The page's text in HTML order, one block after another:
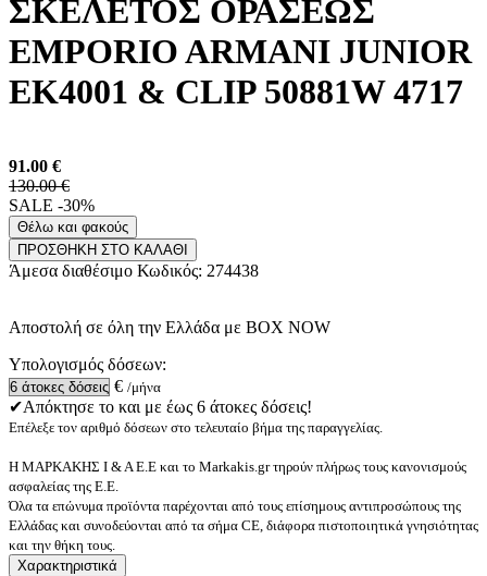
ΣΚΕΛΕΤΟΣ ΟΡΑΣΕΩΣ
EMPORIO ARMANI JUNIOR
EK4001 & CLIP 50881W 4717
91.00 €
130.00 €
SALE -30%
Θέλω και φακούς
ΠΡΟΣΘΗΚΗ ΣΤΟ ΚΑΛΑΘΙ
Άμεσα διαθέσιμο Κωδικός: 274438
Αποστολή σε όλη την Ελλάδα με BOX NOW
Υπολογισμός δόσεων:
€ /μήνα
✔Απόκτησε το και με έως 6 άτοκες δόσεις!
Επέλεξε τον αριθμό δόσεων στο τελευταίο βήμα της παραγγελίας.
Η ΜΑΡΚΑΚΗΣ Ι & Α Ε.Ε και το Markakis.gr τηρούν πλήρως τους κανονισμούς
ασφαλείας της Ε.Ε.
Όλα τα επώνυμα προϊόντα παρέχονται από τους επίσημους αντιπροσώπους της
Ελλάδας και συνοδεύονται από τα σήμα CE, διάφορα πιστοποιητικά γνησιότητας
και την θήκη τους.
Χαρακτηριστικά